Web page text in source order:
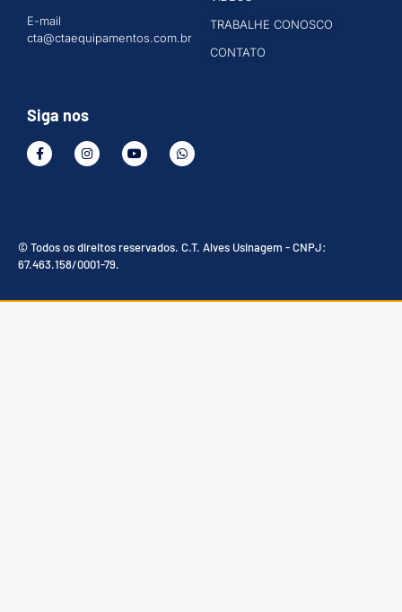
E-mail
cta@ctaequipamentos.com.br
TRABALHE CONOSCO
CONTATO
Siga nos
© Todos os direitos reservados. C.T. Alves Usinagem - CNPJ:
67.463.158/0001-79.